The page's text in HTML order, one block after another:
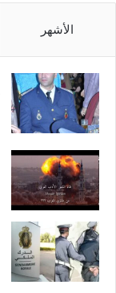
الأشهر